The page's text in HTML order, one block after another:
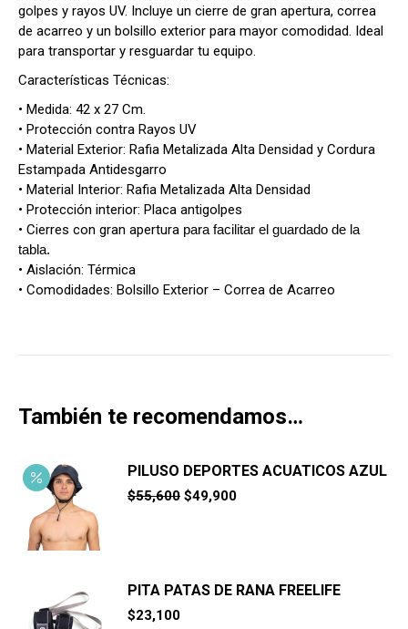
golpes y rayos UV. Incluye un cierre de gran apertura, correa
de acarreo y un bolsillo exterior para mayor comodidad. Ideal
para transportar y resguardar tu equipo.
Características Técnicas:
• Medida: 42 x 27 Cm.
• Protección contra Rayos UV
• Material Exterior: Rafia Metalizada Alta Densidad y Cordura
Estampada Antidesgarro
• Material Interior: Rafia Metalizada Alta Densidad
• Protección interior: Placa antigolpes
• Cierres con gran apertura para facilitar el guardado de la
tabla.
• Aislación: Térmica
• Comodidades: Bolsillo Exterior – Correa de Acarreo
También te recomendamos…
PILUSO DEPORTES ACUATICOS AZUL
$55,600 El
$49,900El
PITA PATAS DE RANA FREELIFE
$23,100